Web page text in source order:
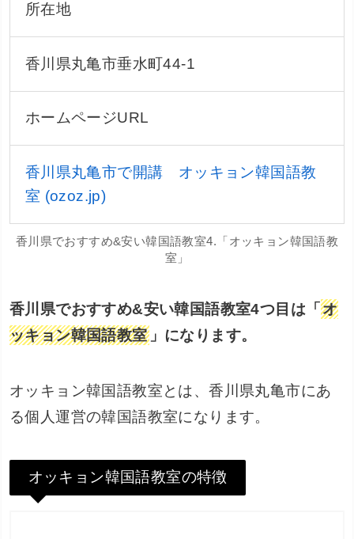
所在地
香川県丸亀市垂水町44-1
ホームページURL
香川県丸亀市で開講 オッキョン韓国語教
室 (ozoz.jp)
香川県でおすすめ&安い韓国語教室4.「オッキョン韓国語教
室」
香川県でおすすめ&安い韓国語教室4つ目は「オ
ッキョン韓国語教室」になります。
オッキョン韓国語教室とは、香川県丸亀市にあ
る個人運営の韓国語教室になります。
オッキョン韓国語教室の特徴